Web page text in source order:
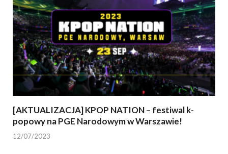
[AKTUALIZACJA] KPOP NATION – festiwal k-
popowy na PGE Narodowym w Warszawie!
12/07/2023